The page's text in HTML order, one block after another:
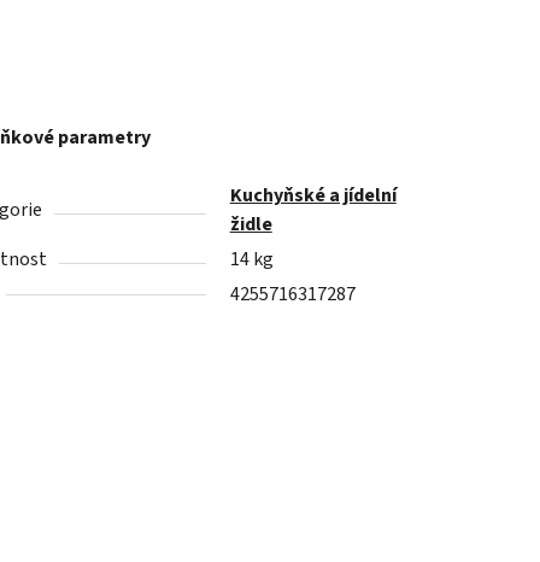
parametry
Kuchyňské a jídelní
židle
14 kg
4255716317287